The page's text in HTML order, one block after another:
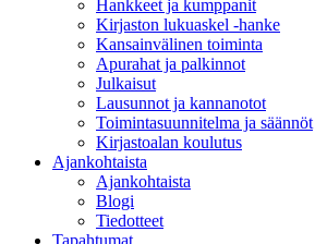
Hankkeet ja kumppanit
Kirjaston lukuaskel -hanke
Kansainvälinen toiminta
Apurahat ja palkinnot
Julkaisut
Lausunnot ja kannanotot
Toimintasuunnitelma ja säännöt
Kirjastoalan koulutus
Ajankohtaista
Ajankohtaista
Blogi
Tiedotteet
Tapahtumat